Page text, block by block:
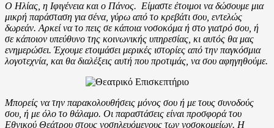
Ο Ηλίας, η Ιφιγένεια και ο Πάνος. Είμαστε έτοιμοι να δώσουμε μια
μικρή παράσταση για σένα, γύρω από το κρεβάτι σου, εντελώς
δωρεάν. Αρκεί να το πεις σε κάποια νοσοκόμα ή στο γιατρό σου, ή
σε κάποιον υπεύθυνο της κοινωνικής υπηρεσίας, κι αυτός θα μας
ενημερώσει. Έχουμε ετοιμάσει μερικές ιστορίες από την παγκόσμια
λογοτεχνία, και θα διαλέξεις αυτή που προτιμάς, να σου αφηγηθούμε.
Μπορείς να την παρακολουθήσεις μόνος σου ή με τους συνοδούς
σου, ή με όλο το θάλαμο. Οι παραστάσεις είναι προσφορά του
Εθνικού Θεάτρου στους νοσηλευόμενους των νοσοκομείων. Η